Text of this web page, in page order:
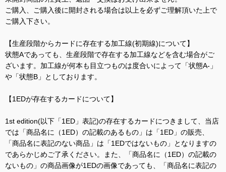
ご購入、ご購入後に開封される場合は以上を必ずご理解頂いた上で
ご購入下さい。
【生産段階からカードに存在する加工線(初期線)について】
状態Aであっても、生産段階で存在する加工線などを含む場合がご
ざいます。加工線が何本も目立つものは度合いによって「状態A-」
や「状態B」としております。
【1EDが存在するカードについて】
1st edition(以下「1ED」表記)の存在するカードにつきまして、当店
では「商品名に（1ED）の記載のあるもの」は「1ED」の販売、
「商品名に表記のない商品」は「1EDではないもの」となりますの
であらかじめご了承ください。また、「商品名に（1ED）の記載の
ないもの」の商品画像が1EDの画像であっても、「商品名に表記の